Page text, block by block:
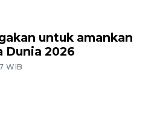
untuk amankan
Dunia 2026
WIB